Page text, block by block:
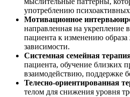
употреблению
Мотивационное
направленная на укрепление
пациента к изменению образа
зависимости.
Системная семейная
пациента, обучение близких
взаимодействию, поддержке
Телесно-ориентированная
телом для снижения уровня